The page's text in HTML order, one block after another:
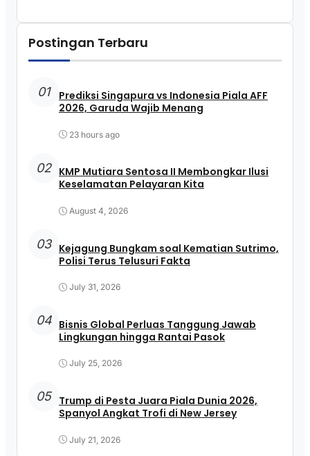
Postingan Terbaru
01
Prediksi Singapura vs Indonesia Piala AFF
2026, Garuda Wajib Menang
23 hours ago
02 KMP Mutiara Sentosa II Membongkar Ilusi
Keselamatan Pelayaran Kita
August 4, 2026
03 Kejagung Bungkam soal Kematian Sutrimo,
Polisi Terus Telusuri Fakta
July 31, 2026
04 Bisnis Global Perluas Tanggung Jawab
Lingkungan hingga Rantai Pasok
July 25, 2026
05 Trump di Pesta Juara Piala Dunia 2026,
Spanyol Angkat Trofi di New Jersey
July 21, 2026